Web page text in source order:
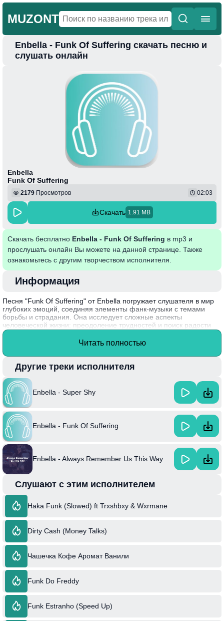
MUZONT
Главная
Enbella - Funk Of Suffering скачать песню и
слушать онлайн
Enbella
Funk Of Suffering
2179 Просмотров 02:03
Скачать 1.91 MB
Скачать бесплатно Enbella - Funk Of Suffering в mp3 и
прослушать онлайн Вы можете на данной странице. Также
ознакомьтесь с другим творчеством исполнителя.
Информация
Песня "Funk Of Suffering" от Enbella погружает слушателя в мир
глубоких эмоций, соединяя элементы фанк-музыки с темами
борьбы и страдания. Она исследует сложные аспекты
человеческой жизни: преодоление трудностей и поиск радости
даже в темные моменты. Этот трек воспринимается как
освобождение, призыв не сдаваться перед лицом adversity, что
Enbella, известный своим уникальным стилем, черпает
вдохновение из личных переживаний, что добавляет искренности
и аутентичности в его творчество. "Funk Of Suffering"
представляет собой идеальный пример сочетания ритма и
глубокого содержательного послания.
Читать полностью
Другие треки исполнителя
Enbella - Super Shy
Enbella - Funk Of Suffering
Enbella - Always Remember Us This Way
Слушают с этим исполнителем
Haka Funk (Slowed) ft Trxshbxy & Wxrmane
Dirty Cash (Money Talks)
Чашечка Кофе Аромат Ванили
Funk Do Freddy
Funk Estranho (Speed Up)